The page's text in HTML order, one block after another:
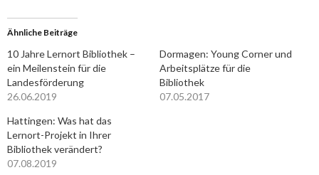
Ähnliche Beiträge
10 Jahre Lernort Bibliothek –
ein Meilenstein für die
Landesförderung
26.06.2019
Dormagen: Young Corner und
Arbeitsplätze für die
Bibliothek
07.05.2017
Hattingen: Was hat das
Lernort-Projekt in Ihrer
Bibliothek verändert?
07.08.2019